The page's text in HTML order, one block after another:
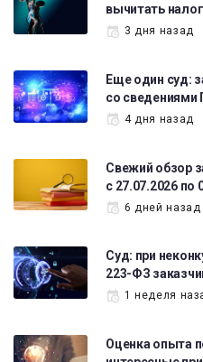
вычитать
3 дня назад
Еще один суд:
со сведениями
4 дня назад
Свежий обзор
с 27.07.2026 по
6 дней назад
Суд: при
223-ФЗ
1 неделя
Оценка опыта